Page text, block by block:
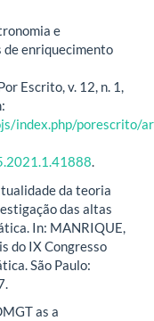
e
enriquecimento
Escrito, v. 12, n. 1,
index.php/
.
da teoria
das altas
In: MANRIQUE,
do IX Congresso
São Paulo:
as a